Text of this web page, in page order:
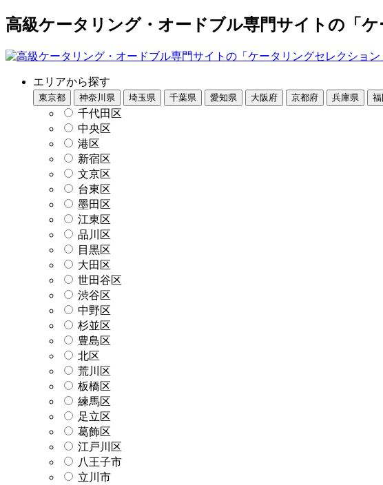
高級ケータリング・オードブル専門サイトの「
エリアから探す
東京都 神奈川県 埼玉県 千葉県 愛知県 大阪府 京都府 兵庫県
千代田区
中央区
港区
新宿区
文京区
台東区
墨田区
江東区
品川区
目黒区
大田区
世田谷区
渋谷区
中野区
杉並区
豊島区
北区
荒川区
板橋区
練馬区
足立区
葛飾区
江戸川区
八王子市
立川市